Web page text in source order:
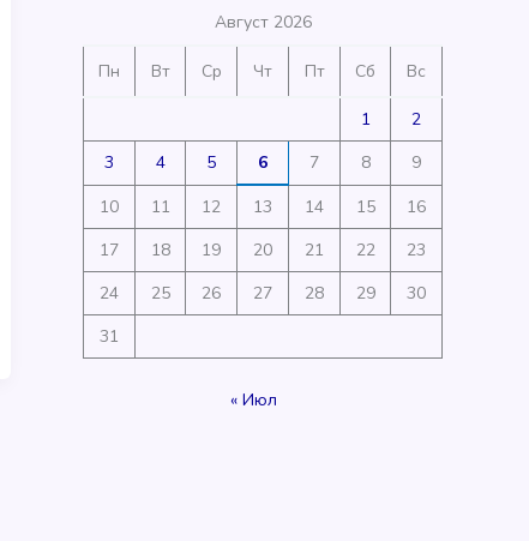
Август 2026
Пн Вт Ср Чт Пт Сб Вс
1
2
3
4 5 6 7 8
9
10
11 12 13 14 15
16
17
18 19 20 21 22
23
24
25 26 27 28 29
30
31
« Июл